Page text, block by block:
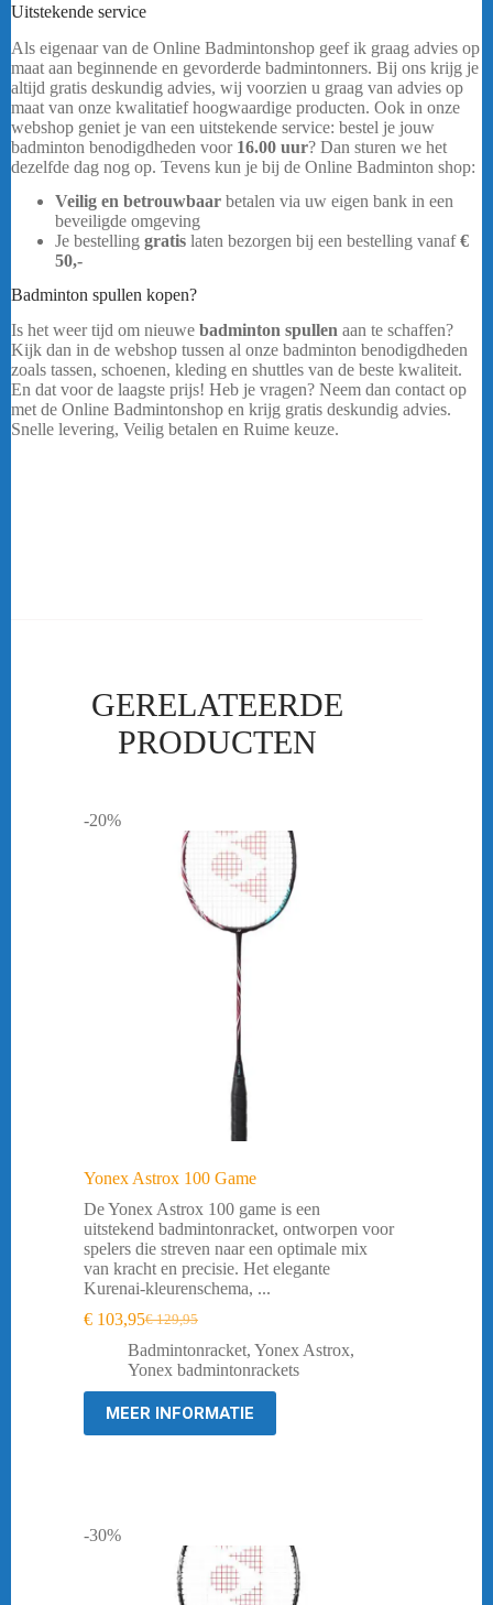
Uitstekende service
Als eigenaar van de Online Badmintonshop geef ik graag advies op
maat aan beginnende en gevorderde badmintonners. Bij ons krijg je
altijd gratis deskundig advies, wij voorzien u graag van advies op
maat van onze kwalitatief hoogwaardige producten. Ook in onze
webshop geniet je van een uitstekende service: bestel je jouw
badminton benodigdheden voor 16.00 uur? Dan sturen we het
dezelfde dag nog op. Tevens kun je bij de Online Badminton shop:
Veilig en betrouwbaar betalen via uw eigen bank in een
beveiligde omgeving
Je bestelling gratis laten bezorgen bij een bestelling vanaf€
50,-
Badminton spullen kopen?
Is het weer tijd om nieuwe badminton spullen aan te schaffen?
Kijk dan in de webshop tussen al onze badminton benodigdheden
zoals tassen, schoenen, kleding en shuttles van de beste kwaliteit.
En dat voor de laagste prijs! Heb je vragen? Neem dan contact op
met de Online Badmintonshop en krijg gratis deskundig advies.
Snelle levering, Veilig betalen en Ruime keuze.
GERELATEERDE
PRODUCTEN
-20%
Yonex Astrox 100 Game
De Yonex Astrox 100 game is een
uitstekend badmintonracket, ontworpen voor
spelers die streven naar een optimale mix
van kracht en precisie. Het elegante
Kurenai-kleurenschema, ...
€129,95
Oorspronkelijke
prijs
was:
€ 129,95.
€ 103,95Huidige
prijs
is:
€ 103,95.
Badmintonracket, Yonex Astrox,
Yonex badmintonrackets
MEER INFORMATIE
-30%